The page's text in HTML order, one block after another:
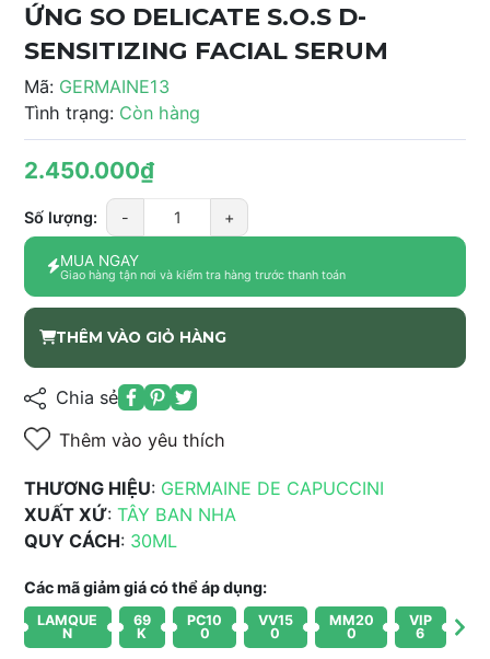
ỨNG SO DELICATE S.O.S D-
SENSITIZING FACIAL SERUM
Mã: GERMAINE13
Tình trạng: Còn hàng
2.450.000₫
Số lượng: - +
MUA NGAY
Giao hàng tận nơi và kiểm tra hàng trước thanh toán
THÊM VÀO GIỎ HÀNG
Chia sẻ
Thêm vào yêu thích
THƯƠNG HIỆU: GERMAINE DE CAPUCCINI
XUẤT XỨ: TÂY BAN NHA
QUY CÁCH: 30ML
Các mã giảm giá có thể áp dụng:
LAMQUE
N
69
K
PC10
0
VV15
0
MM20
0
VIP
6